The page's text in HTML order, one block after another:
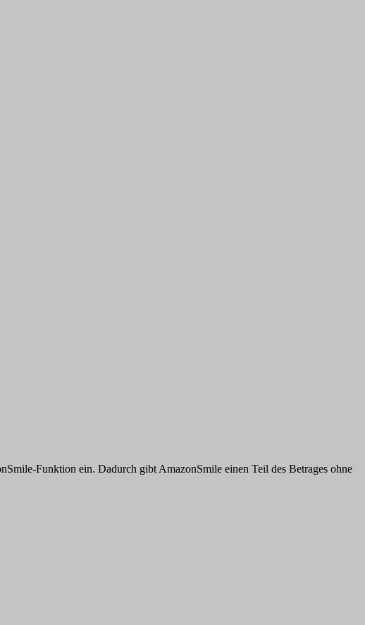
Funktion ein. Dadurch gibt AmazonSmile einen Teil des Betrages ohne